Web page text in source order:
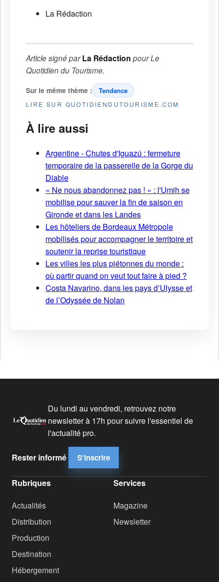
La Rédaction
Article signé parLa Rédaction pourLe
Quotidien du Tourisme.
Sur le même thème : Tendance
LIRE SUR QUOTIDIENDUTOURISME.COM
À lire aussi
Argentine - Chutes d'Iguazú : fermeture
temporaire de la passerelle de la Gorge du
Diable
« Ne nous abandonnez pas ! » : l'Umih se
mobilise pour sauver la fin de saison en
Gironde et dans les Landes
Les hôteliers de Bordeaux Métropole
mobilisés pour accompagner le territoire et
soutenir la reprise touristique
Les villes les plus piétonnes du monde :
où partir quand on veut tout faire à pied ?
Costa Navarino, dans les pays d’Ulysse et
de l’Odyssée de Nolan
Du lundi au vendredi, retrouvez notre
newsletter à 17h pour suivre l'essentiel de
l'actualité pro.
Rester informé S'inscrire
Rubriques
Actualités
Distribution
Production
Destination
Hébergement
Services
Magazine
Newsletter